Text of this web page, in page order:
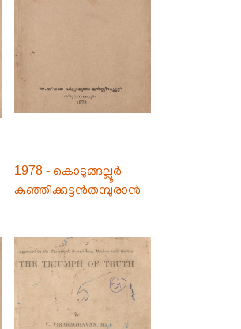
1978 - കൊടുങ്ങല്ലൂർ
കുഞ്ഞിക്കുട്ടൻതമ്പുരാൻ